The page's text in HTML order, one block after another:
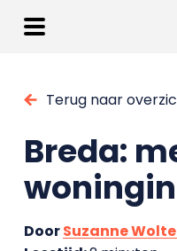
Terug naar
Breda:
DoorSuzanne